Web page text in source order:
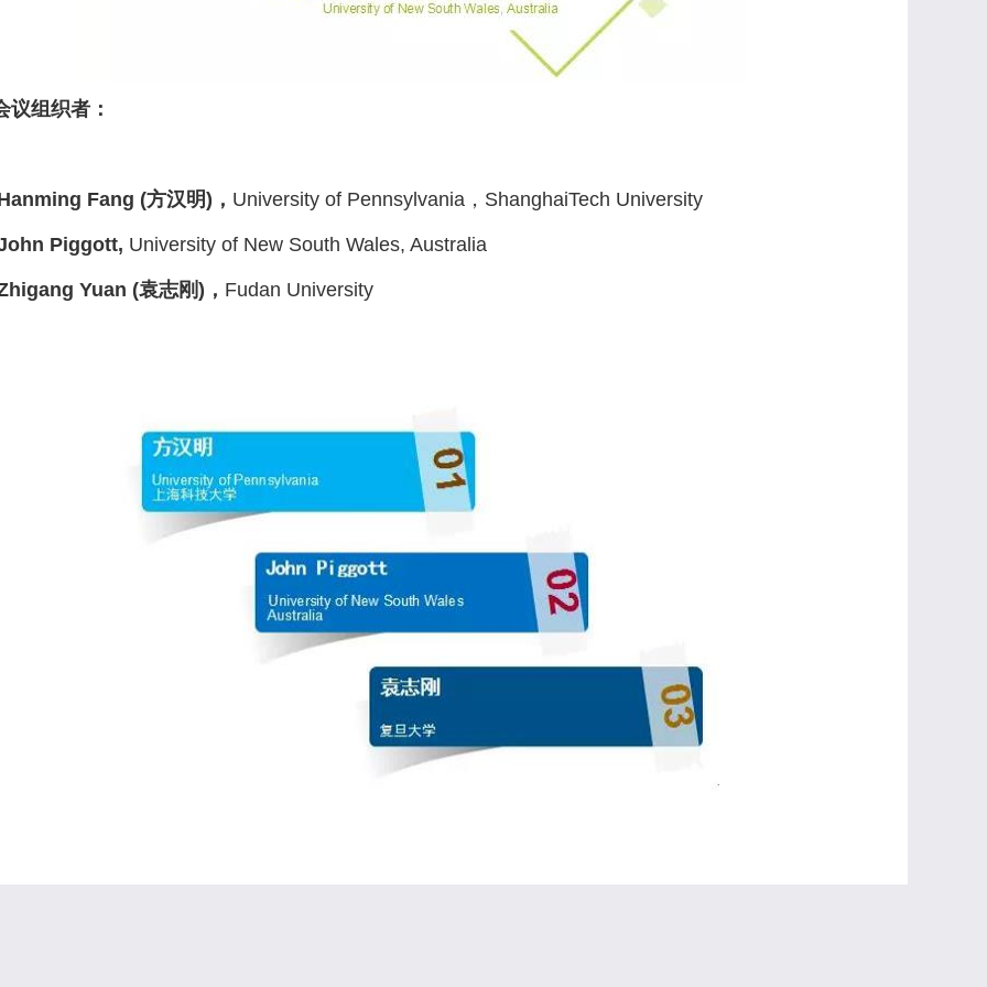
议组织者：
Fang (方汉明) ， University of Pennsylvania ， ShanghaiTech University
Piggott, University of New South Wales, Australia
Yuan (袁志刚) ， Fudan University